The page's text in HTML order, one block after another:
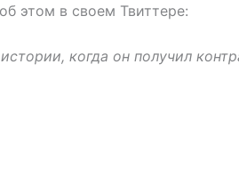
этом в своем Твиттере:
когда он получил